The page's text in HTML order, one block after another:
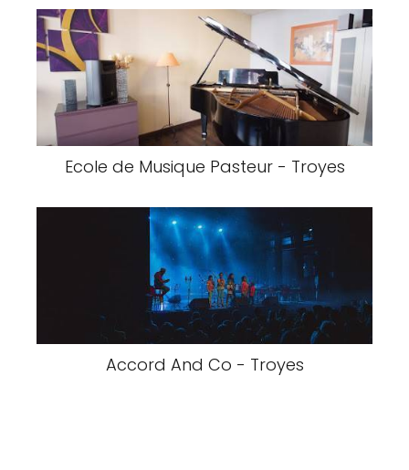
Ecole de Musique Pasteur - Troyes
Accord And Co - Troyes